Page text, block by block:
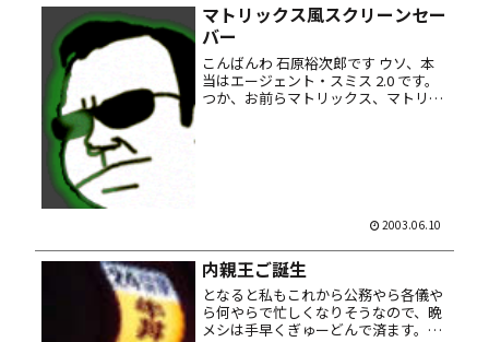
マトリックス風スクリーンセー
バー
こんばんわ 石原裕次郎です ウソ、本
当はエージェント・スミス 2.0 です。
つか、お前らマトリックス、マトリッ
2003.06.10
内親王ご誕生
となると私もこれから公務やら各儀や
ら何やらで忙しくなりそうなので、晩
メシは手早くぎゅーどんで済ます。今